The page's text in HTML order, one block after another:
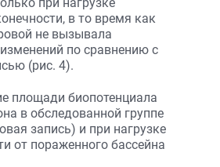
в то время как
не вызывала
по сравнению с
(рис. 4).